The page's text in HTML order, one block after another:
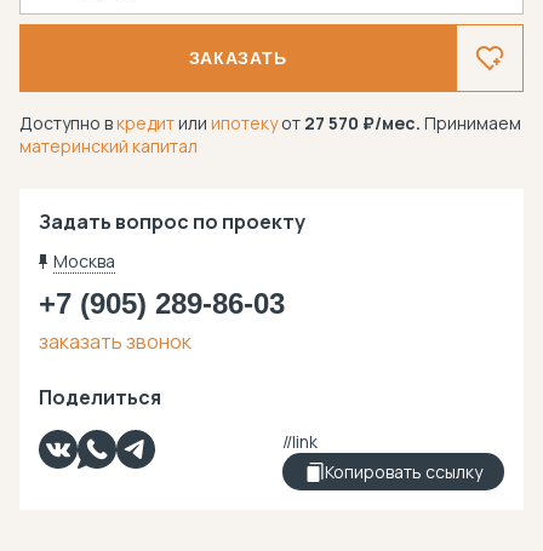
ЗАКАЗАТЬ
Доступно вкредитили ипотекуот 27 570 /мес. Принимаем
материнский капитал
Задать вопрос по проекту
Москва
+7 (905) 289-86-03
заказать звонок
Поделиться
Копировать ссылку